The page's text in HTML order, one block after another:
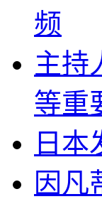
频
主持
等重
日本
因凡